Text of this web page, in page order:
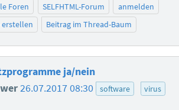
Foren SELFHTML-Forum
anmelden
Beitrag im Thread-Baum
ja/nein
26.07.2017 08:30 software
virus